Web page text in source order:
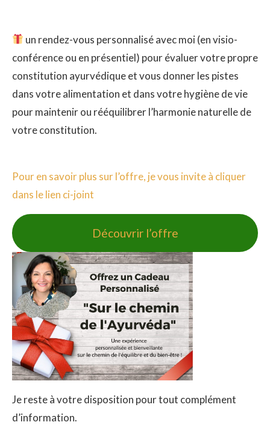
un rendez-vous personnalisé avec moi (en visio-
conférence ou en présentiel) pour évaluer votre propre
constitution ayurvédique et vous donner les pistes
dans votre alimentation et dans votre hygiène de vie
pour maintenir ou rééquilibrer l’harmonie naturelle de
votre constitution.
Pour en savoir plus sur l’offre, je vous invite à cliquer
dans le lien ci-joint
Découvrir l’offre
Je reste à votre disposition pour tout complément
d’information.